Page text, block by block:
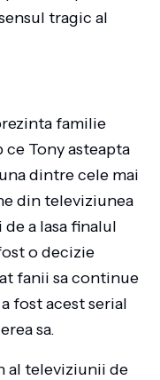
tragic al
familie
Tony asteapta
dintre cele mai
din televiziunea
a lasa finalul
o decizie
fanii sa continue
fost acest serial
sa.
al televiziunii de